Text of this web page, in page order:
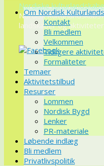
Nordiske
Nordisk
landskaber og aktiviteter
Videre
indhold
Om Nordisk
Kontakt
Bli medlem
Velkommen
Tidligere
Formaliteter
Temaer
Aktivitetstilbud
Resurser
Lommen
Nordisk Bygd
Lenker
PR-materiale
Løbende indlæg
Bli medlem
Privatlivspolitik